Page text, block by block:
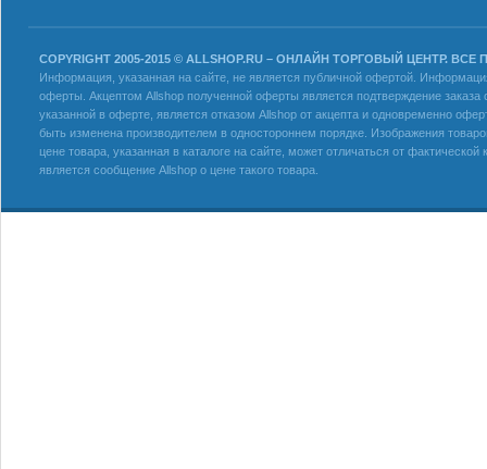
COPYRIGHT 2005-2015 © ALLSHOP.RU – ОНЛАЙН ТОРГОВЫЙ ЦЕНТР.
Информация, указанная на сайте, не является публичной офертой.
оферты. Акцептом Allshop полученной оферты является подтверждение
указанной в оферте, является отказом Allshop от акцепта и одновременно
быть изменена производителем в одностороннем порядке. Изображения
цене товара, указанная в каталоге на сайте, может отличаться от
является сообщение Allshop о цене такого товара.